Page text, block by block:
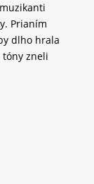
Prianím
dlho hrala
zneli